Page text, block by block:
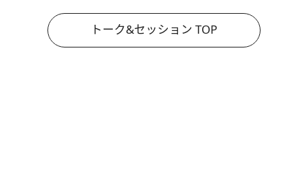
トーク&セッション TOP